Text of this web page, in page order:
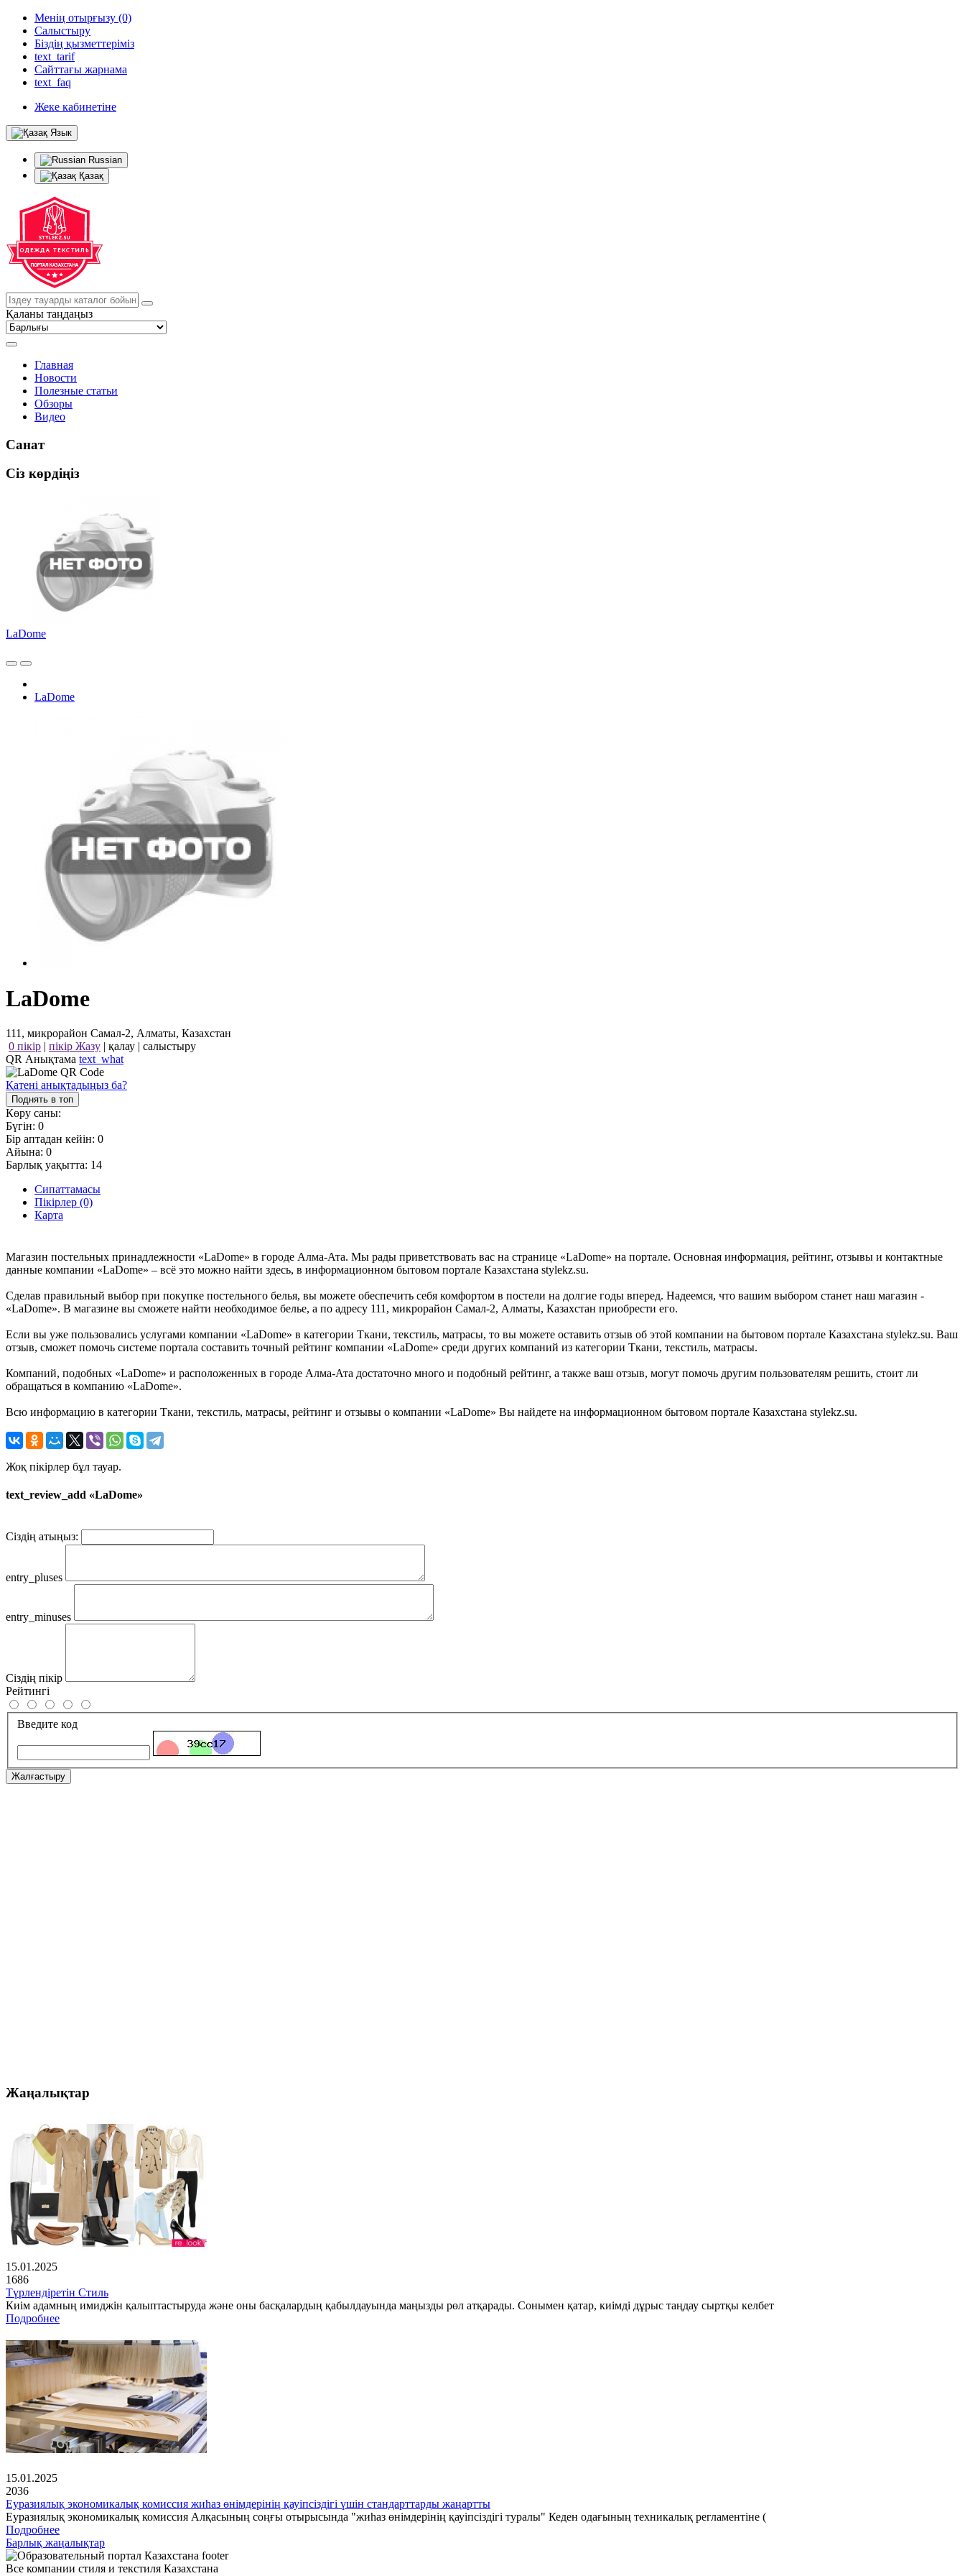
Менің отырғызу (0)
Салыстыру
Біздің қызметтеріміз
text_tarif
Сайттағы жарнама
text_faq
Жеке кабинетіне
Язык
Russian
Қазақ
Қаланы таңдаңыз
Главная
Новости
Полезные статьи
Обзоры
Видео
Санат
Сіз көрдіңіз
LaDome
LaDome
LaDome
111, микрорайон Самал-2, Алматы, Казахстан
0 пікір | пікір Жазу | қалау | салыстыру
QR Анықтама text_what
Қатені анықтадыңыз ба?
Поднять в топ
Көру саны:
Бүгін: 0
Бір аптадан кейін: 0
Айына: 0
Барлық уақытта: 14
Сипаттамасы
Пікірлер (0)
Карта
Магазин постельных принадлежности «LaDome» в городе Алма-Ата. Мы рады приветствовать вас на странице «LaDome» на портале. Основная информация, рейтинг, отзывы и контактные
данные компании «LaDome» – всё это можно найти здесь, в информационном бытовом портале Казахстана stylekz.su.
Сделав правильный выбор при покупке постельного белья, вы можете обеспечить себя комфортом в постели на долгие годы вперед. Надеемся, что вашим выбором станет наш магазин -
«LaDome». В магазине вы сможете найти необходимое белье, а по адресу 111, микрорайон Самал-2, Алматы, Казахстан приобрести его.
Если вы уже пользовались услугами компании «LaDome» в категории Ткани, текстиль, матрасы, то вы можете оставить отзыв об этой компании на бытовом портале Казахстана stylekz.su. Ваш
отзыв, сможет помочь системе портала составить точный рейтинг компании «LaDome» среди других компаний из категории Ткани, текстиль, матрасы.
Компаний, подобных «LaDome» и расположенных в городе Алма-Ата достаточно много и подобный рейтинг, а также ваш отзыв, могут помочь другим пользователям решить, стоит ли
обращаться в компанию «LaDome».
Всю информацию в категории Ткани, текстиль, матрасы, рейтинг и отзывы о компании «LaDome» Вы найдете на информационном бытовом портале Казахстана stylekz.su.
Жоқ пікірлер бұл тауар.
text_review_add «LaDome»
Сіздің атыңыз:
entry_pluses
entry_minuses
Сіздің пікір
Рейтингі
Введите код
Жалғастыру
Жаңалықтар
15.01.2025
1686
Түрлендіретін Стиль
Киім адамның имиджін қалыптастыруда және оны басқалардың қабылдауында маңызды рөл атқарады. Сонымен қатар, киімді дұрыс таңдау сыртқы келбет
Подробнее
15.01.2025
2036
Еуразиялық экономикалық комиссия жиһаз өнімдерінің қауіпсіздігі үшін стандарттарды жаңартты
Еуразиялық экономикалық комиссия Алқасының соңғы отырысында "жиһаз өнімдерінің қауіпсіздігі туралы" Кеден одағының техникалық регламентіне (
Подробнее
Барлық жаңалықтар
Все компании стиля и текстиля Казахстана